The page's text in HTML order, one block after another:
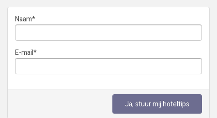
Naam*
E-mail*
Ja, stuur mij hoteltips